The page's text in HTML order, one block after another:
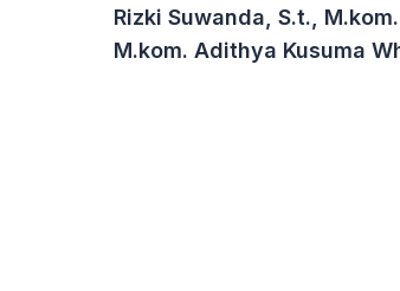
Rizki Suwanda, S.t.,
M.kom. Adithya Kusuma